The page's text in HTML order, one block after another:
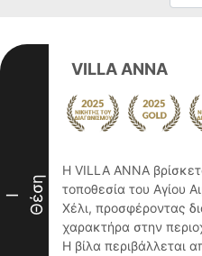
I Θέση
VILLA ANNA
Η VILLA ANNA
τοποθεσία του Αγίου
Χέλι, προσφέροντας
χαρακτήρα στην
Η βίλα περιβάλλεται